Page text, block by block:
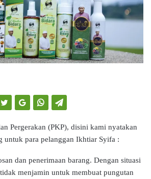
Pergerakan (PKP), disini kami nyatakan
untuk para pelanggan Ikhtiar Syifa :
dan penerimaan barang. Dengan situasi
menjamin untuk membuat pungutan